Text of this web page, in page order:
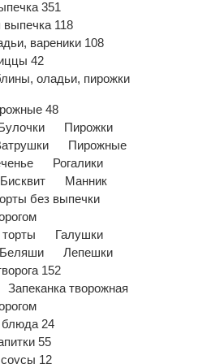
351
выпечка 118
вареники 108
42
оладьи, пирожки
48
Булочки
Пирожки
Пирожные
Рогалики
Бисквит
Манник
без выпечки
Галушки
Беляши
Лепешки
152
Запеканка творожная
24
55
12